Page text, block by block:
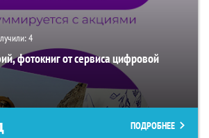
4
фотокниг от сервиса цифровой
ПОДРОБНЕЕ